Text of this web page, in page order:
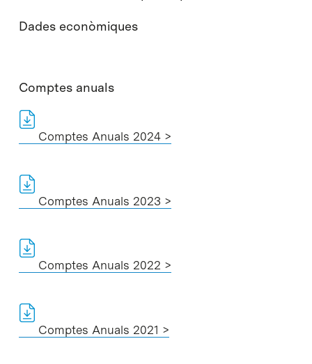
Dades econòmiques
Comptes anuals
Comptes Anuals 2024 >
Comptes Anuals 2023 >
Comptes Anuals 2022 >
Comptes Anuals 2021 >